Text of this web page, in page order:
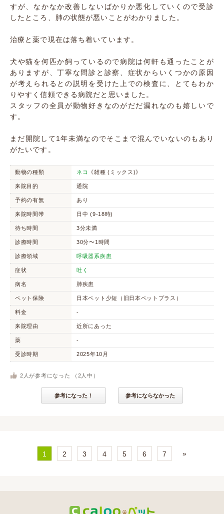
すが、なかなか改善しないばかりか悪化していくので受診
したところ、肺の状態が悪いことがわかりました。
治療と薬で現在は落ち着いています。
犬や猫を何匹か飼っているので病院は何軒も通ったことが
ありますが、丁寧な問診と診察、症状からいくつかの原因
が考えられるとの説明を受けた上での検査に、とてもわか
りやすく信頼できる病院だと思いました。
スタッフの全員が動物好きなのがだだ漏れなのも嬉しいで
す。
まだ開院して1年未満なのでそこまで混んでいないのもあり
がたいです。
動物の種類 ネコ 《雑種 (ミックス)》
来院目的 通院
予約の有無 あり
来院時間帯 日中 (9-18時)
待ち時間 3分未満
診療時間 30分〜1時間
診療領域 呼吸器系疾患
症状 吐く
病名 肺疾患
ペット保険 日本ペット少短（旧日本ペットプラス）
料金 -
来院理由 近所にあった
薬 -
受診時期 2025年10月
2 人が参考になった （ 2 人中）
参考になった！ 参考にならなかった
1 2 3 4 5 6 7 »